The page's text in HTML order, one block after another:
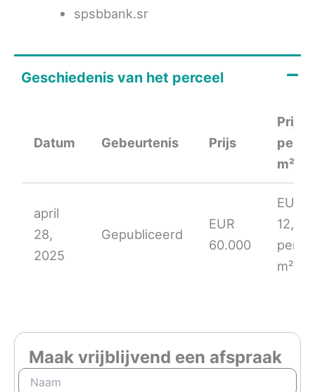
spsbbank.sr
Geschiedenis van het perceel
Datum Gebeurtenis Prijs
Prijs
per
m²
april
28,
2025
Gepubliceerd
EUR
60.000
EUR
12,39
per
m²
Maak vrijblijvend een afspraak